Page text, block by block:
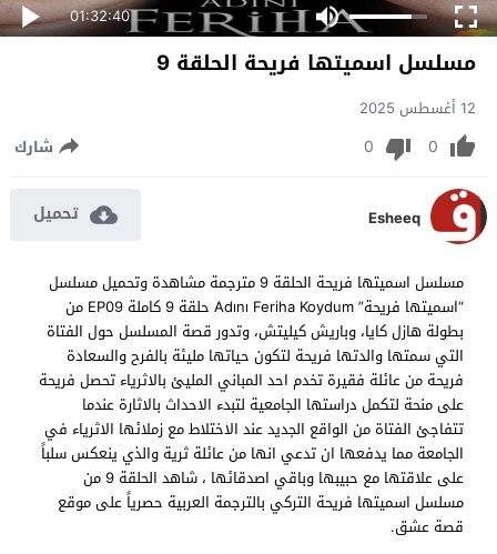
01:32:40
مسلسل اسميتها فريحة الحلقة 9
12 أغسطس 2025
0
0 شارك
Esheeq تحميل
مسلسل اسميتها فريحة الحلقة 9 مترجمة مشاهدة وتحميل مسلسل
“اسميتها فريحة” Adını Feriha Koydum حلقة 9 كاملة EP09 من
بطولة هازل كايا، وباريش كيليتش، وتدور قصة المسلسل حول الفتاة
التي سمتها والدتها فريحة لتكون حياتها مليئة بالفرح والسعادة
فريحة من عائلة فقيرة تخدم احد المباني المليئ بالاثرياء تحصل فريحة
على منحة لتكمل دراستها الجامعية لتبدء الاحداث بالاثارة عندما
تتفاجئ الفتاة من الواقع الجديد عند الاختلاط مع زملائها الاثرياء في
الجامعة مما يدفعها ان تدعي انها من عائلة ثرية والذي ينعكس سلباً
على علاقتها مع حبيبها وباقي اصدقائها ، شاهد الحلقة 9 من
مسلسل اسميتها فريحة التركي بالترجمة العربية حصرياً على موقع
قصة عشق.